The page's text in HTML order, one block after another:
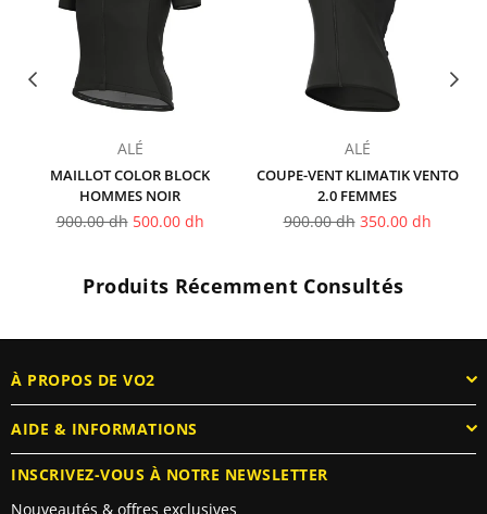
ALÉ
MAILLOT COLOR BLOCK
HOMMES NOIR
Prix
900.00 dh 500.00 dh
ALÉ
COUPE-VENT KLIMATIK VENTO
2.0 FEMMES
Prix
900.00 dh 350.00 dh
Produits Récemment Consultés
À PROPOS DE VO2
AIDE & INFORMATIONS
INSCRIVEZ-VOUS À NOTRE NEWSLETTER
Nouveautés & offres exclusives